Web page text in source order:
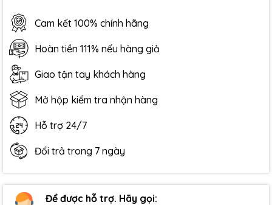
Cam kết 100% chính hãng
Hoàn tiền 111% nếu hàng giả
Giao tận tay khách hàng
Mở hộp kiểm tra nhận hàng
Hỗ trợ 24/7
Đổi trả trong 7 ngày
Để được hỗ trợ. Hãy gọi: